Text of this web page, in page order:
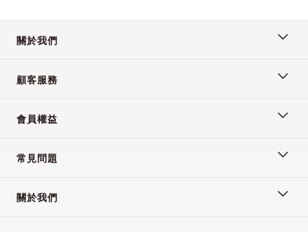
關於我們
顧客服務
會員權益
常見問題
關於我們